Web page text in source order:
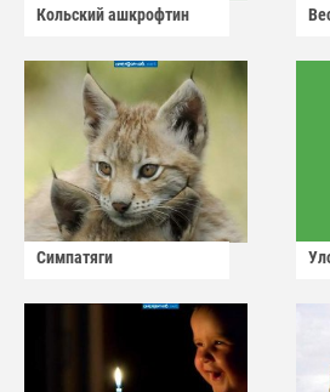
Кольский ашкрофтин
Симпатяги